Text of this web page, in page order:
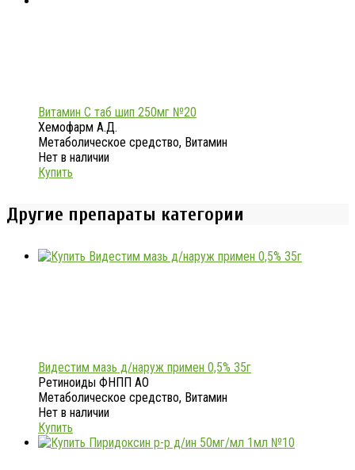
Витамин С таб шип 250мг №20
Хемофарм А.Д.
Метаболическое средство, Витамин
Нет в наличии
Купить
Другие препараты категории
Видестим мазь д/наруж примен 0,5% 35г
Ретиноиды ФНПП АО
Метаболическое средство, Витамин
Нет в наличии
Купить